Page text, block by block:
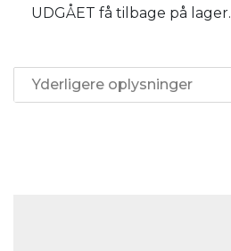
UDGÅET få tilbage på lager.
Yderligere oplysninger